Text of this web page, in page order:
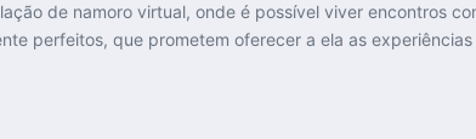
de namoro virtual, onde é possível viver encontros
perfeitos, que prometem oferecer a ela as